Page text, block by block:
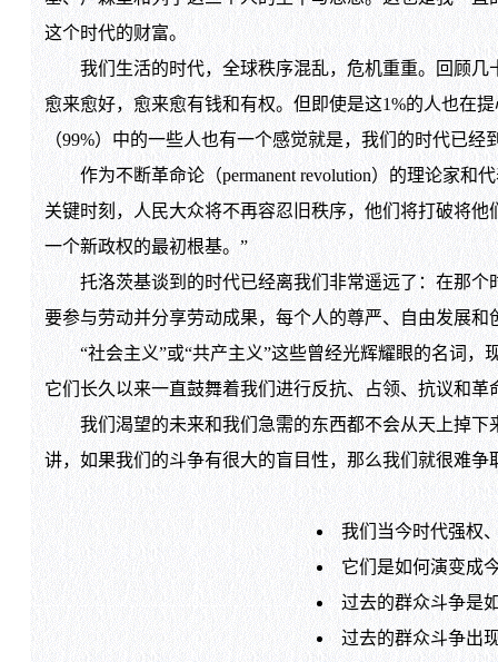
这个时代的财富。
我们生活的时代，全球秩序混乱，危机重重。回顾几
愈来愈好，愈来愈有钱和有权。但即使是这1%的人也在
（99%）中的一些人也有一个感觉就是，我们的时代已经
作为不断革命论（permanent revolution）的理论家和
关键时刻，人民大众将不再容忍旧秩序，他们将打破将
一个新政权的最初根基。”
托洛茨基谈到的时代已经离我们非常遥远了：在那个
要参与劳动并分享劳动成果，每个人的尊严、自由发展和
“社会主义”或“共产主义”这些曾经光辉耀眼的名词，
它们长久以来一直鼓舞着我们进行反抗、占领、抗议和革
我们渴望的未来和我们急需的东西都不会从天上掉下
讲，如果我们的斗争有很大的盲目性，那么我们就很难
我们当今时代强权
它们是如何演变成
过去的群众斗争是
过去的群众斗争出